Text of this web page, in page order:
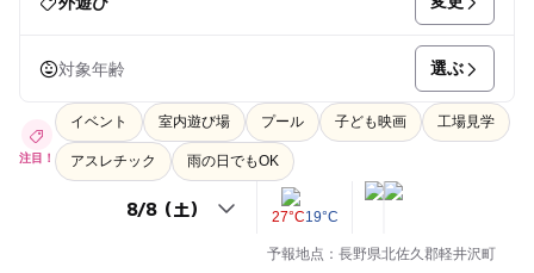
対象年齢 選ぶ
注目！
イベント 室内遊び場 プール 子ども映画 工場見学
アスレチック 雨の日でもOK
27°C19°C
予報地点：長野県北佐久郡軽井沢町